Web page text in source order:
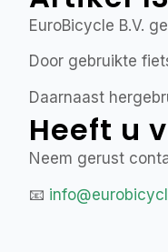
EuroBicycle B.V.
Door gebruikte
Daarnaast
Heeft u
Neem gerust
📧